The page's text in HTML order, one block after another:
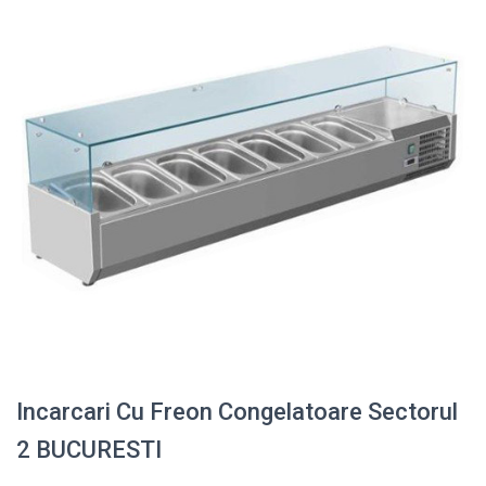
Incarcari Cu Freon Congelatoare Sectorul
2 BUCURESTI